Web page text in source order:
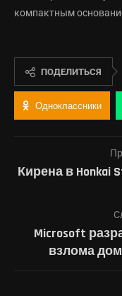
компактным
ПОДЕЛИТЬСЯ
Одноклассники
Кирена в Honkai
Microsoft
взлома